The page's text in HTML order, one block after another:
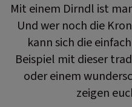
Mit einem Dirndl ist
Und wer noch die
kann sich die
Beispiel mit dieser
oder einem
zeigen